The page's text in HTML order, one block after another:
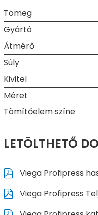
Tömeg
Gyártó
Átmérő
Súly
Kivitel
Méret
Tömítőelem színe
LETÖLTHETŐ
Viega Profipress
Viega Profipress